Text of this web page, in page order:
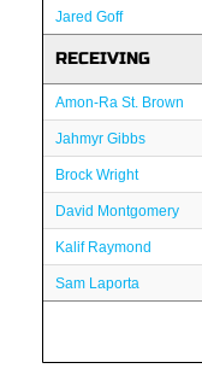
Jared Goff
RECEIVING
Amon-Ra St. Brown
Jahmyr Gibbs
Brock Wright
David Montgomery
Kalif Raymond
Sam Laporta